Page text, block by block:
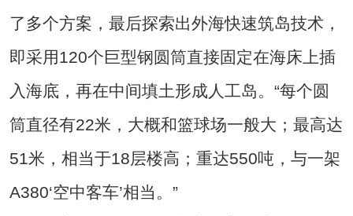
了多个方案，最后探索出外海快速筑岛技术，
即采用120个巨型钢圆筒直接固定在海床上插
入海底，再在中间填土形成人工岛。“每个圆
筒直径有22米，大概和篮球场一般大；最高达
51米，相当于18层楼高；重达550吨，与一架
A380‘空中客车’相当。”